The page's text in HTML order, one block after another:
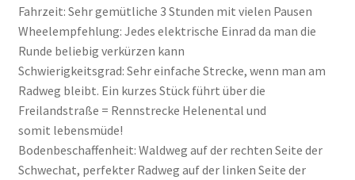
Fahrzeit: Sehr gemütliche 3 Stunden mit vielen Pausen
Wheelempfehlung: Jedes elektrische Einrad da man die
Runde beliebig verkürzen kann
Schwierigkeitsgrad: Sehr einfache Strecke, wenn man am
Radweg bleibt. Ein kurzes Stück führt über die
Freilandstraße = Rennstrecke Helenental und
somit lebensmüde!
Bodenbeschaffenheit: Waldweg auf der rechten Seite der
Schwechat, perfekter Radweg auf der linken Seite der